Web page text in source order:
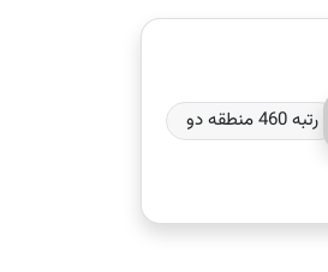
رتبه 460 منطقه دو